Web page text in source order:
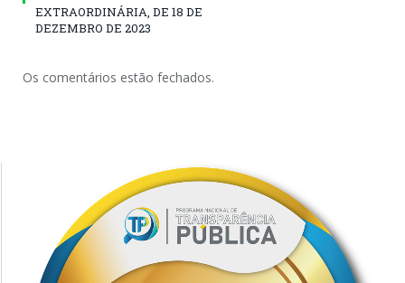
EXTRAORDINÁRIA, DE 18 DE
DEZEMBRO DE 2023
Os comentários estão fechados.